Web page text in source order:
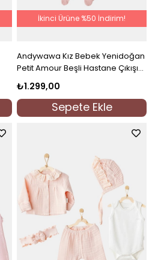
Andywawa Kız Bebek Yenidoğan
Petit Amour Beşli Hastane Çıkışı
Ekru
₺1.299,00
Sepete Ekle
İkinci Ürüne %50 İndirim!